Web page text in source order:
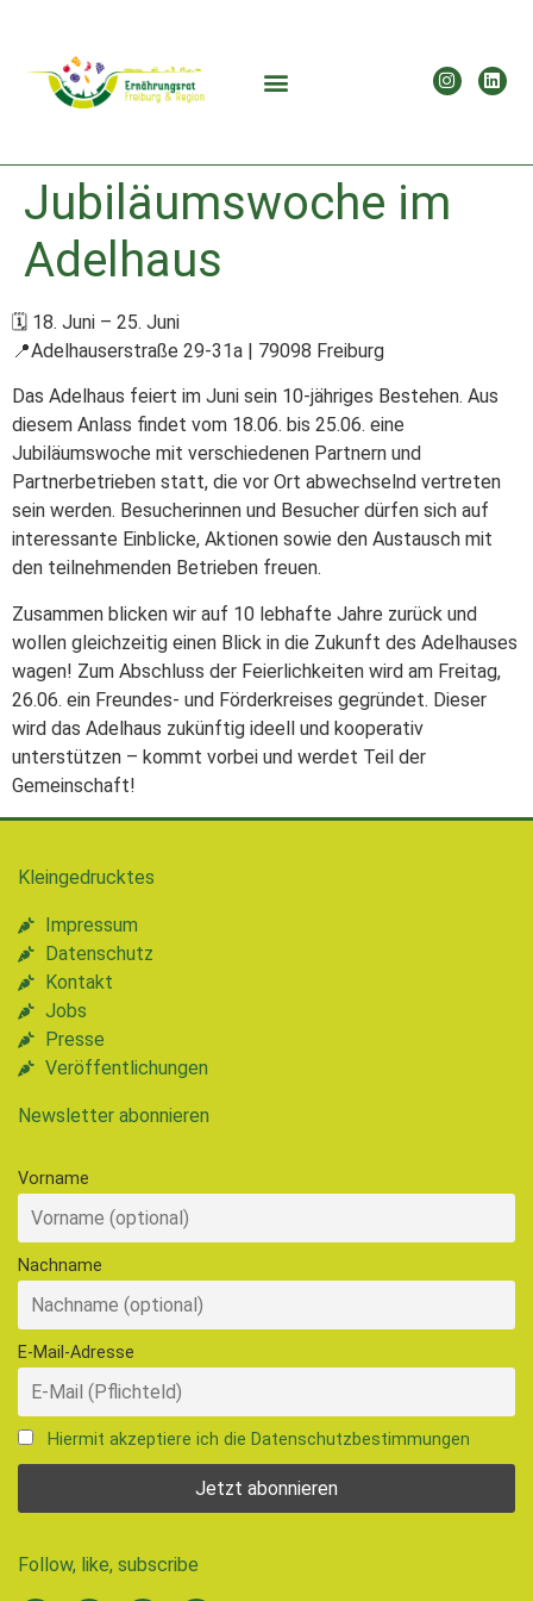
Jubiläumswoche im
Adelhaus
🗓 18. Juni – 25. Juni
📍Adelhauserstraße 29-31a | 79098 Freiburg
Das Adelhaus feiert im Juni sein 10-jähriges Bestehen. Aus
diesem Anlass findet vom 18.06. bis 25.06. eine
Jubiläumswoche mit verschiedenen Partnern und
Partnerbetrieben statt, die vor Ort abwechselnd vertreten
sein werden. Besucherinnen und Besucher dürfen sich auf
interessante Einblicke, Aktionen sowie den Austausch mit
den teilnehmenden Betrieben freuen.
Zusammen blicken wir auf 10 lebhafte Jahre zurück und
wollen gleichzeitig einen Blick in die Zukunft des Adelhauses
wagen! Zum Abschluss der Feierlichkeiten wird am Freitag,
26.06. ein Freundes- und Förderkreises gegründet. Dieser
wird das Adelhaus zukünftig ideell und kooperativ
unterstützen – kommt vorbei und werdet Teil der
Gemeinschaft!
Kleingedrucktes
Impressum
Datenschutz
Kontakt
Jobs
Presse
Veröffentlichungen
Newsletter abonnieren
Vorname
Nachname
E-Mail-Adresse
Hiermit akzeptiere ich die Datenschutzbestimmungen
Follow, like, subscribe